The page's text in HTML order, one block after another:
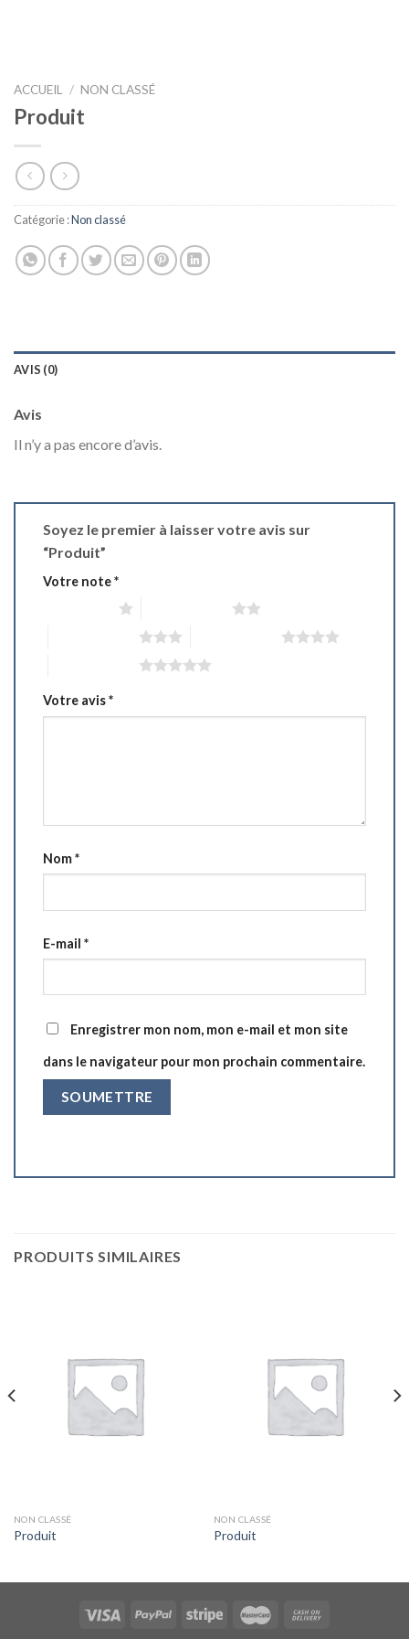
ACCUEIL / NON CLASSÉ
Produit
Catégorie :Non classé
AVIS (0)
Avis
Il n’y a pas encore d’avis.
Soyez le premier à laisser votre avis sur
“Produit”
Votre note*
Votre avis*
Nom*
E-mail *
Enregistrer mon nom, mon e-mail et mon site
dans le navigateur pour mon prochain commentaire.
PRODUITS SIMILAIRES
NON CLASSÉ
Produit
NON CLASSÉ
Produit